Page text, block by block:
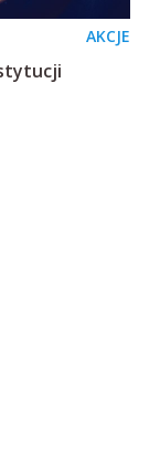
AKCJE